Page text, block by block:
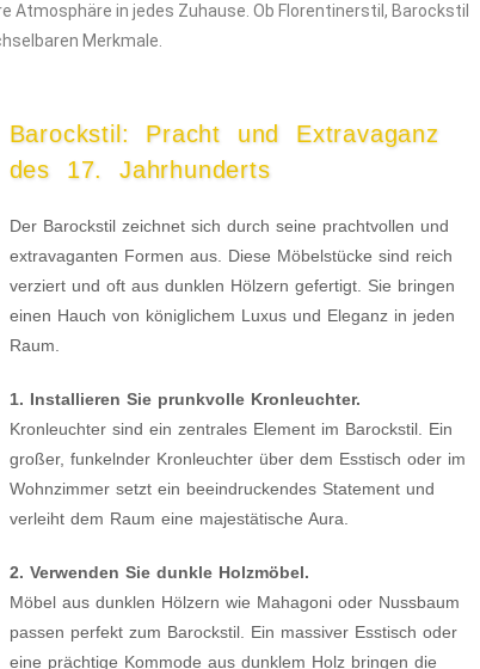
Atmosphäre in jedes Zuhause. Ob Florentinerstil, Barockstil
Merkmale.
Barockstil: Pracht und Extravaganz
des 17. Jahrhunderts
Der Barockstil zeichnet sich durch seine prachtvollen und
extravaganten Formen aus. Diese Möbelstücke sind reich
verziert und oft aus dunklen Hölzern gefertigt. Sie bringen
einen Hauch von königlichem Luxus und Eleganz in jeden
Raum.
1. Installieren Sie prunkvolle Kronleuchter.
Kronleuchter sind ein zentrales Element im Barockstil. Ein
großer, funkelnder Kronleuchter über dem Esstisch oder im
Wohnzimmer setzt ein beeindruckendes Statement und
verleiht dem Raum eine majestätische Aura.
2. Verwenden Sie dunkle Holzmöbel.
Möbel aus dunklen Hölzern wie Mahagoni oder Nussbaum
passen perfekt zum Barockstil. Ein massiver Esstisch oder
eine prächtige Kommode aus dunklem Holz bringen die